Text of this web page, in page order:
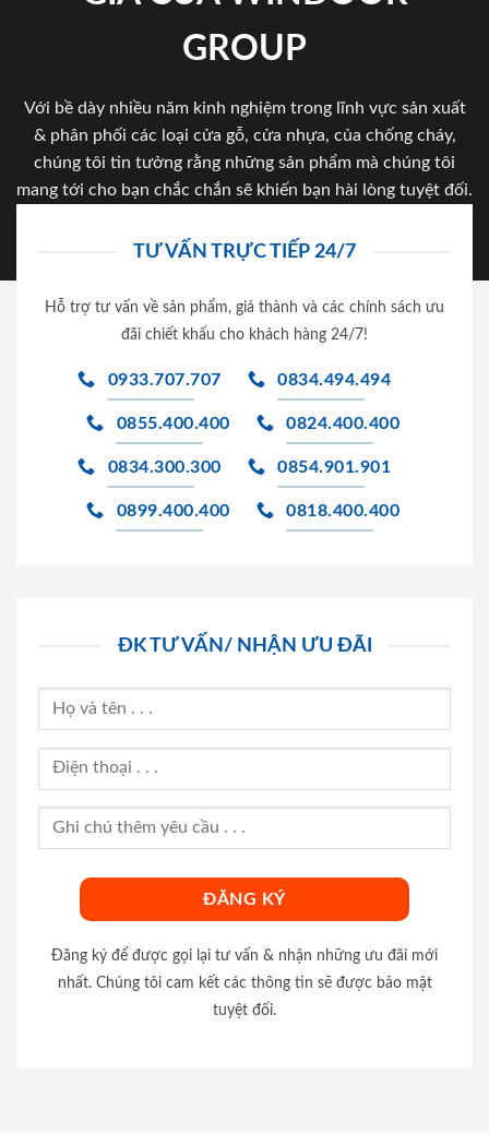
GROUP
Với bề dày nhiều năm kinh nghiệm trong lĩnh vực sản xuất
& phân phối các loại cửa gỗ, cửa nhựa, của chống cháy,
chúng tôi tin tưởng rằng những sản phẩm mà chúng tôi
mang tới cho bạn chắc chắn sẽ khiến bạn hài lòng tuyệt đối.
TƯ VẤN TRỰC TIẾP 24/7
Hỗ trợ tư vấn về sản phẩm, giá thành và các chính sách ưu
đãi chiết khấu cho khách hàng 24/7!
0933.707.707 0834.494.494
0855.400.400 0824.400.400
0834.300.300 0854.901.901
0899.400.400 0818.400.400
ĐK TƯ VẤN/ NHẬN ƯU ĐÃI
Đăng ký để được gọi lại tư vấn & nhận những ưu đãi mới
nhất. Chúng tôi cam kết các thông tin sẽ được bảo mật
tuyệt đối.